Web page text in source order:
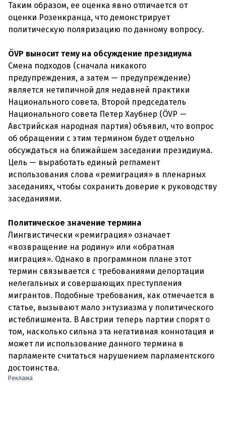
Таким образом, ее оценка явно отличается от
оценки Розенкранца, что демонстрирует
политическую поляризацию по данному вопросу.
ÖVP выносит тему на обсуждение президиума
Смена подходов (сначала никакого
предупреждения, а затем — предупреждение)
является нетипичной для недавней практики
Национального совета. Второй председатель
Национального совета Петер Хаубнер (ÖVP —
Австрийская народная партия) объявил, что вопрос
об обращении с этим термином будет отдельно
обсуждаться на ближайшем заседании президиума.
Цель — выработать единый регламент
использования слова «ремиграция» в пленарных
заседаниях, чтобы сохранить доверие к руководству
заседаниями.
Политическое значение термина
Лингвистически «ремиграция» означает
«возвращение на родину» или «обратная
миграция». Однако в программном плане этот
термин связывается с требованиями депортации
нелегальных и совершающих преступления
мигрантов. Подобные требования, как отмечается в
статье, вызывают мало энтузиазма у политического
истеблишмента. В Австрии теперь партии спорят о
том, насколько сильна эта негативная коннотация и
может ли использование данного термина в
парламенте считаться нарушением парламентского
достоинства.
Реклама